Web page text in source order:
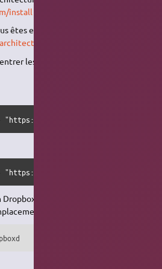
install
êtes en 32 ou 64 bits, reportez-vous
matérielle
les commandes suivantes dans
"https://www.dropbox.com/
"https://www.dropbox.com/
à partir du nouveau fichier
: